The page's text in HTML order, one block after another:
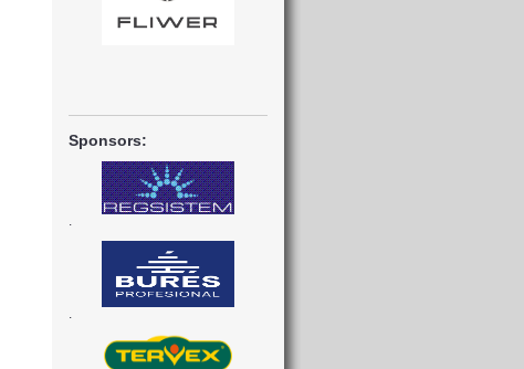
Sponsors:
.
.